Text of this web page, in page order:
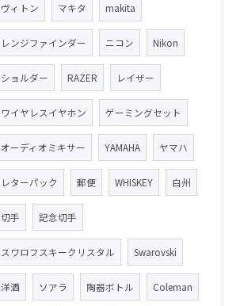
ヴィトン マキタ makita
レンジファインダー ニコン Nikon
ショルダー RAZER レイザー
ワイヤレスイヤホン ゲーミングセット
オーディオミキサー YAMAHA ヤマハ
レターパック 郵便 WHISKEY 白州
切手 記念切手
スワロフスキークリスタル Swarovski
洋酒 ソアラ 陶器ボトル Coleman